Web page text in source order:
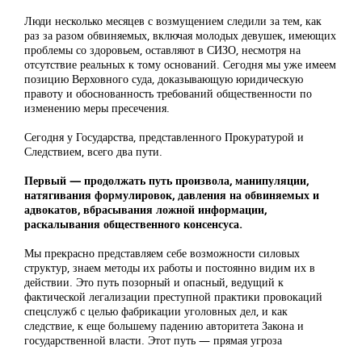
Люди несколько месяцев с возмущением следили за тем, как
раз за разом обвиняемых, включая молодых девушек, имеющих
проблемы со здоровьем, оставляют в СИЗО, несмотря на
отсутствие реальных к тому оснований. Сегодня мы уже имеем
позицию Верховного суда, доказывающую юридическую
правоту и обоснованность требований общественности по
изменению меры пресечения.
Сегодня у Государства, представленного Прокуратурой и
Следствием, всего два пути.
Первый — продолжать путь произвола, манипуляции,
натягивания формулировок, давления на обвиняемых и
адвокатов, вбрасывания ложной информации,
раскалывания общественного консенсуса.
Мы прекрасно представляем себе возможности силовых
структур, знаем методы их работы и постоянно видим их в
действии. Это путь позорный и опасный, ведущий к
фактической легализации преступной практики провокаций
спецслужб с целью фабрикации уголовных дел, и как
следствие, к еще большему падению авторитета Закона и
государственной власти. Этот путь — прямая угроза